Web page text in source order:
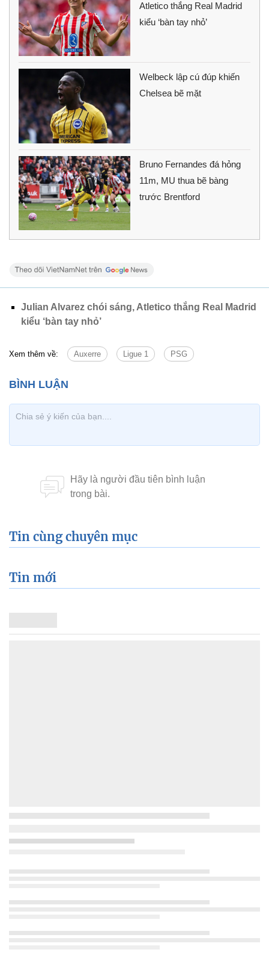
Atletico thắng Real Madrid
kiểu ‘bàn tay nhỏ’
Welbeck lập cú đúp khiến
Chelsea bẽ mặt
Bruno Fernandes đá hỏng
11m, MU thua bẽ bàng
trước Brentford
Julian Alvarez chói sáng, Atletico thắng Real Madrid
kiểu ‘bàn tay nhỏ’
Xem thêm về: Auxerre Ligue 1 PSG
Tin cùng chuyên mục
Tin mới